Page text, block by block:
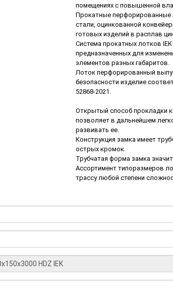
помещениях с повышенной
Прокатные перфорированные
стали, оцинкованной
готовых изделий в расплав
Система прокатных лотков
предназначенных для
элементов разных габаритов.
Лоток перфорированный
безопасности изделие
52868-2021.
Открытый способ прокладки
позволяет в дальнейшем
развивать ее.
Конструкция замка имеет
острых кромок.
Трубчатая форма замка
Ассортимент типоразмеров
трассу любой степени